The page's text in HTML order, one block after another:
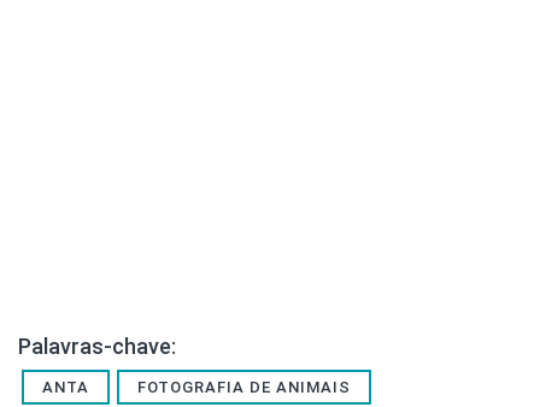
Palavras-chave:
ANTA FOTOGRAFIA DE ANIMAIS